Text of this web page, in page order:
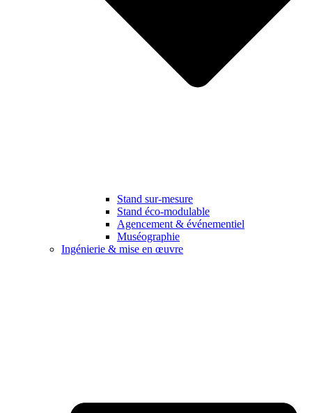
Stand sur-mesure
Stand éco-modulable
Agencement & événementiel
Muséographie
Ingénierie & mise en œuvre